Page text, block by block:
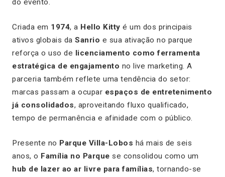
do evento.
Criada em 1974, a Hello Kitty é um dos principais
ativos globais da Sanrio e sua ativação no parque
reforça o uso de licenciamento como ferramenta
estratégica de engajamento no live marketing. A
parceria também reflete uma tendência do setor:
marcas passam a ocupar espaços de entretenimento
já consolidados, aproveitando fluxo qualificado,
tempo de permanência e afinidade com o público.
Presente no Parque Villa-Lobos há mais de seis
anos, o Família no Parque se consolidou como um
hub de lazer ao ar livre para famílias, tornando-se